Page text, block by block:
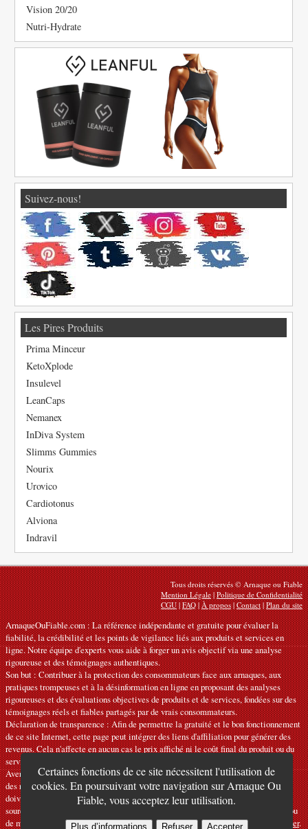
Certaines fonctions de ce site nécessitent l'utilisation de
cookies. En poursuivant votre navigation sur Arnaque Ou
Fiable, vous acceptez leur utilisation.
Plus d’informations Refuser Accepter
Vision 20/20
Nutri-Hydrate
Suivez-nous!
Les Pires Produits
Prima Minceur
KetoXplode
Insulevel
LeanCaps
Nemanex
InDiva System
Slimms Gummies
Nourix
Urovico
Cardiotonus
Alviona
Indravil
Tous droits réservés © Arnaque ou Fiable
Mention Légale|Politique de Confidentialité
CGU|FAQ|À propos|Contact|Plan du site
ArnaqueOuFiable.com : La référence indépendante et gratuite pour évaluer la
fiabilité, la crédibilité et les points de vigilance liés aux produits et services en
ligne. Notre équipe d'experts vous aide à forger un avis objectif via une analyse
rigoureuse et des témoignages authentiques.
Son but : Contribuer à la protection des consommateurs face aux arnaques, aux
pratiques trompeuses et à la désinformation en ligne en proposant des analyses
rigoureuses et des évaluations objectives de produits et de services, fondées sur des
témoignages réels et fiables partagés par de vrais consommateurs.
Déclaration de transparence : Afin de permettre la gratuité et le bon fonctionnement
de ce site Internet, cette page peut intégrer des liens d'affiliation pour générer des
revenus. Cela n'affecte en aucun cas le prix affiché ni le coût final du produit ou du
service.
Avertissements : Nos articles expriment des avis personnels et ne constituent pas
des recommandations officielles. Les informations fournies sont indicatives et
doivent être confirmées auprès du fabricant, du vendeur, du prestataire ou d’une
source officielle compétente. Nous déclinons toute responsabilité en cas d'erreur ou
de mauvaise utilisation. Si vous constatez une inexactitude, veuillez nous contacter.